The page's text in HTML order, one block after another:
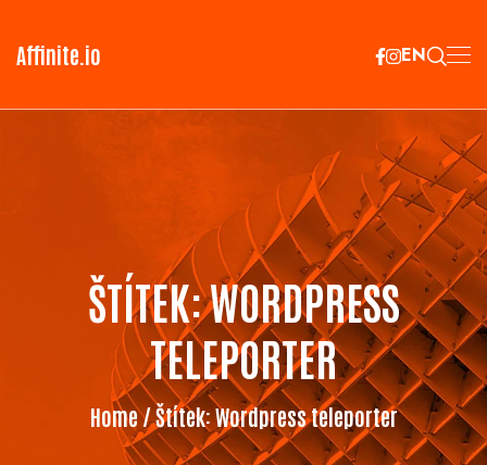
Affinite.io EN
ŠTÍTEK:WORDPRESS
TELEPORTER
Home/ Štítek:Wordpress teleporter